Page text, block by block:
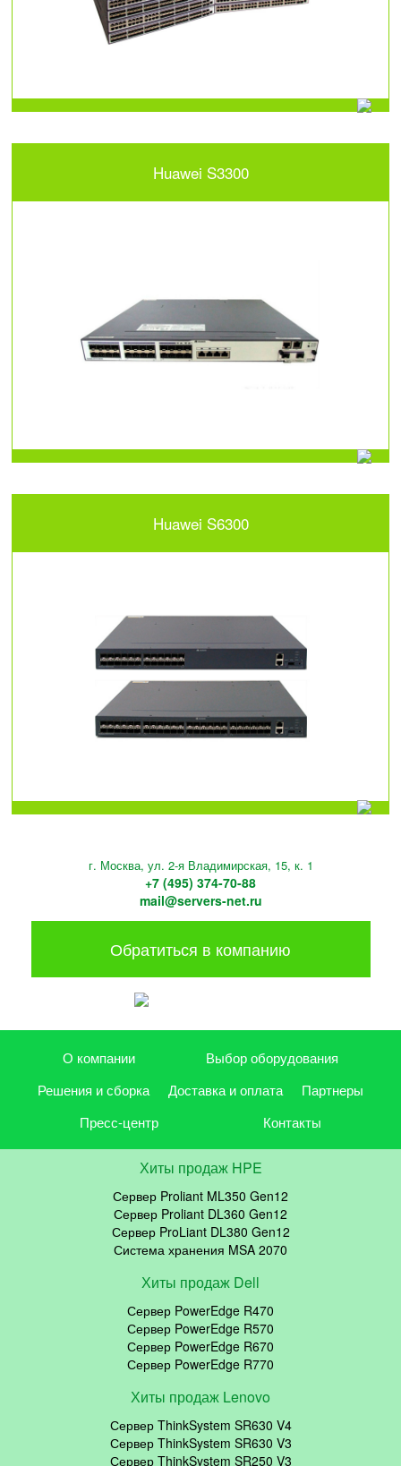
Huawei S3300
Huawei S6300
г. Москва, ул. 2-я Владимирская, 15, к. 1
+7 (495) 374-70-88
mail@servers-net.ru
Обратиться в компанию
О компании
Выбор оборудования
Решения и сборка
Доставка и оплата
Партнеры
Пресс-центр
Контакты
Хиты продаж HPE
Сервер Proliant ML350 Gen12
Сервер Proliant DL360 Gen12
Сервер ProLiant DL380 Gen12
Система хранения MSA 2070
Хиты продаж Dell
Сервер PowerEdge R470
Сервер PowerEdge R570
Сервер PowerEdge R670
Сервер PowerEdge R770
Хиты продаж Lenovo
Сервер ThinkSystem SR630 V4
Сервер ThinkSystem SR630 V3
Сервер ThinkSystem SR250 V3